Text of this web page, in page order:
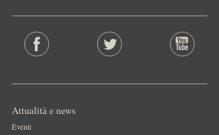
Attualità e news
Eventi